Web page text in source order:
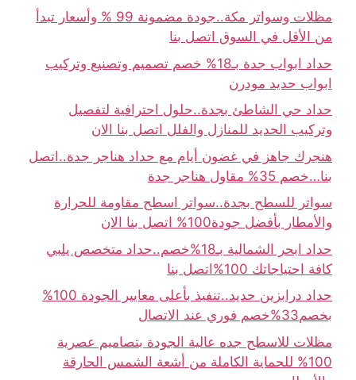
مظلات وسواتر مكة..جودة مضمونة 99 % وأسعار تبدأ
من الأقل في السوق اتصل بنا
حداد ابواب جدة بـ18% خصم تصميم وتصنيع وتركيب
ابواب حديد مودرن
حداد حي الشاطئ بجدة..حلول احترافية لتفصيل
وتركيب الحديد للمنازل والفلل اتصل بنا الان
هنجرك جاهز في غضون أيام مع حداد هناجر جدة..اتصل
بنا…خصم 35% مقاول هناجر جدة
سواتر للسطح بجدة..سواتر اسطح مقاومة للحرارة
والأمطار بأفضل جودة100% اتصل بنا الان
حداد ابحر الشمالية بـ18%خصم..حداد متخصص يلبي
كافة احتياجاتك 100%اتصل بنا
حداد درابزين حديد..تنفيذ بأعلى معايير الجودة 100%
بخصم33%خصم فوري عند الاتصال
مظلات للاسطح جده عالية الجودة بتصاميم عصرية
100% للحماية الكاملة من أشعة الشمس الحارقة